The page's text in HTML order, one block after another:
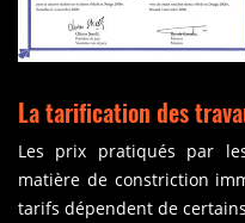
La tarification des
Les prix pratiqués par
matière de constriction
tarifs dépendent de